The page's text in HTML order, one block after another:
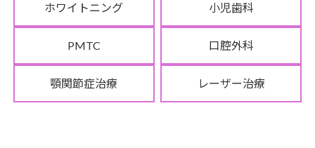
ホワイトニング 小児歯科
PMTC 口腔外科
顎関節症治療 レーザー治療